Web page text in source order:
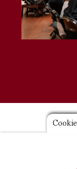
Footer
Cookie